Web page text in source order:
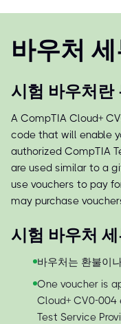
바우처
시험 바우처란
A CompTIA Cloud+
code that will enable
authorized CompTIA
are used similar to a
use vouchers to pay
may purchase
시험 바우처
바우처는 환불이
One voucher is
Cloud+ CV0-
Test Service